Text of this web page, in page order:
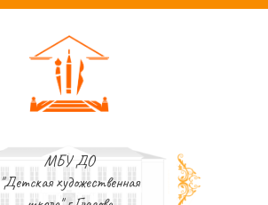
МБУ ДО
"Детская художественная